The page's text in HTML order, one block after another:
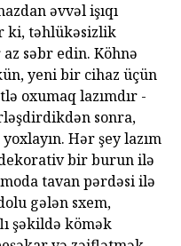
əvvəl işıqı
ki, təhlükəsizlik
səbr edin. Köhnə
yeni bir cihaz üçün
oxumaq lazımdır -
sonra,
Hər şey lazım
bir burun ilə
tavan pərdəsi ilə
gələn sxem,
şəkildə kömək